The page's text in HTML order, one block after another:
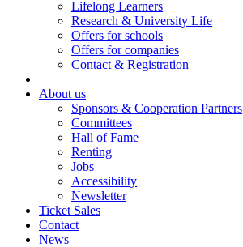
Lifelong Learners
Research & University Life
Offers for schools
Offers for companies
Contact & Registration
|
About us
Sponsors & Cooperation Partners
Committees
Hall of Fame
Renting
Jobs
Accessibility
Newsletter
Ticket Sales
Contact
News